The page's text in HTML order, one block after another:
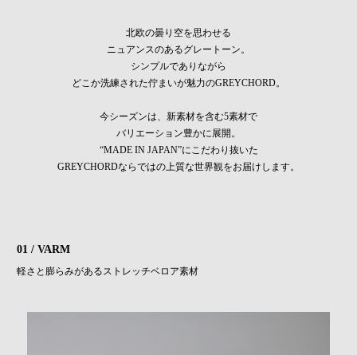
北欧の曇り空を思わせる
ニュアンスのあるグレートーン。
シンプルでありながら
どこか洗練された佇まいが魅力のGREYCHORD。
今シーズンは、新素材を含む5素材で
バリエーション豊かに展開。
“MADE IN JAPAN”にこだわり抜いた
GREYCHORDならではの上質な世界観をお届けします。
01 / VARM
軽さと膨らみがあるストレッチベロア素材